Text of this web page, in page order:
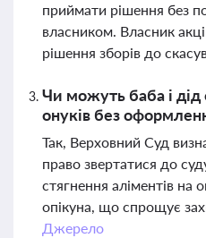
приймати рішення без
власником. Власник
рішення зборів до
Чи можуть баба і дід
онуків без
Так, Верховний Суд
право звертатися до
стягнення аліментів на
опікуна, що спрощує
Джерело